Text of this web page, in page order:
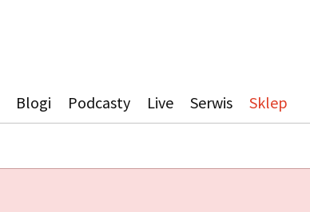
Blogi Podcasty Live Serwis Sklep